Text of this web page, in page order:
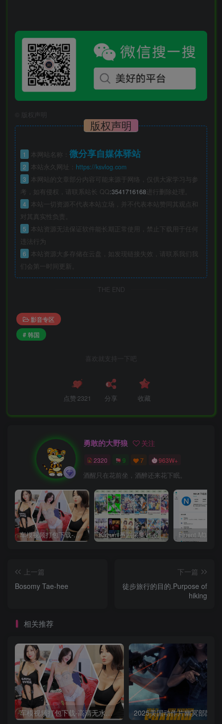
版权声明
版权声明
1 本网站名称： 微分享自媒体驿站
2 本站永久网址： https://ksvlog.com
3
本网站的文章部分内容可能来源于网络，仅供大家学习与参
考，如有侵权，请联系站长 QQ:3541716168进行删除处理。
4
本站一切资源不代表本站立场，并不代表本站赞同其观点和
对其真实性负责。
5
本站资源无法保证软件能长期正常使用，禁止下载用于任何
违法行为
6
本站资源大多存储在云盘，如发现链接失效，请联系我们我
们会第一时间更新。
THE END
影音专区
# 韩国
喜欢就支持一下吧
点赞2321 分享 收藏
勇敢的大野狼 关注
2320 9 7 963W+
酒醒只在花前坐，酒醉还来花下眠。
车模视频打包下载-高清无水印版 Kazumi番剧采集v1.6.9：支持自定义规则+在线观看+弹幕，跨平台下载
上一篇
Bosomy Tae-hee
下一篇
徒步旅行的目的.Purpose of
hiking
相关推荐
车模视频打包下载-高清无水印版